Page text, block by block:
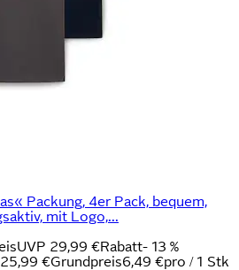
Packung, 4er Pack, bequem,
mit Logo,...
UVP 29,99 €Rabatt- 13 %
25,99 €Grundpreis6,49 €pro / 1 Stk